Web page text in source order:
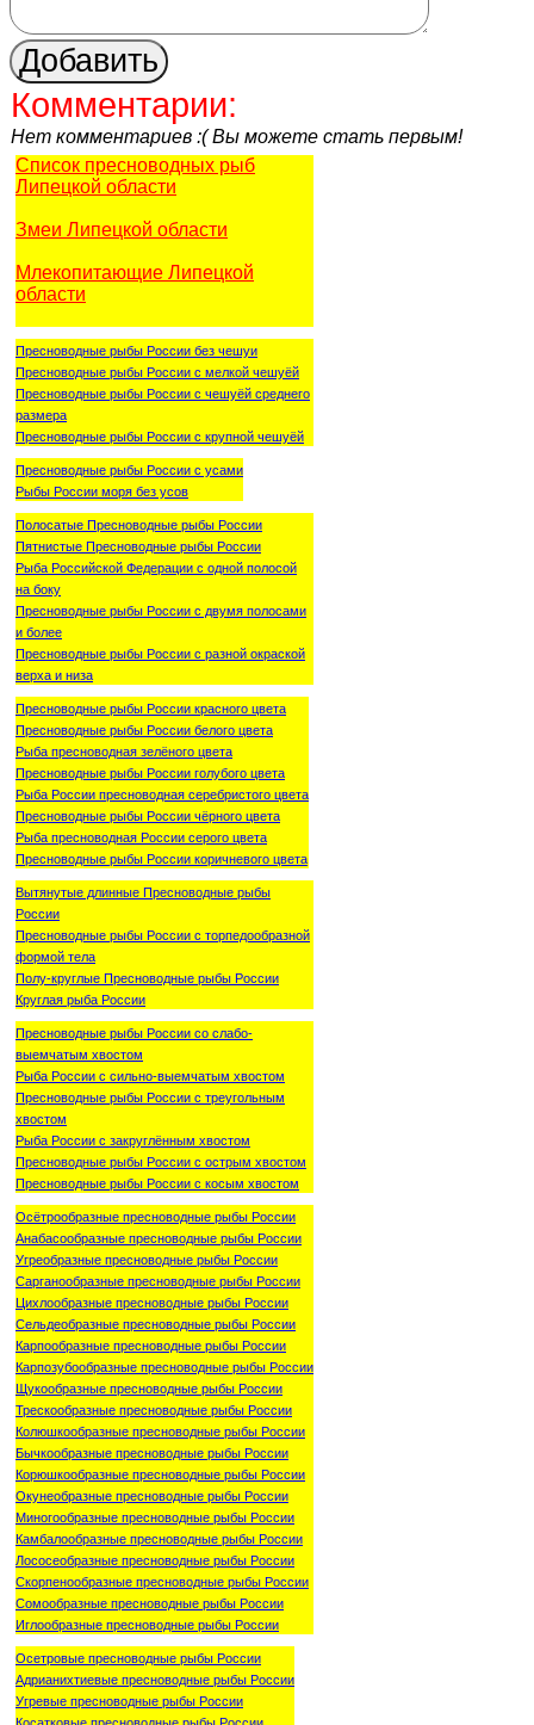
Комментарии:
Нет комментариев :( Вы можете стать первым!
Список пресноводных рыб
Липецкой области
Змеи Липецкой области
Млекопитающие Липецкой
области
Пресноводные рыбы России без чешуи
Пресноводные рыбы России с мелкой чешуёй
Пресноводные рыбы России с чешуёй среднего
размера
Пресноводные рыбы России с крупной чешуёй
Пресноводные рыбы России с усами
Рыбы России моря без усов
Полосатые Пресноводные рыбы России
Пятнистые Пресноводные рыбы России
Рыба Российской Федерации с одной полосой
на боку
Пресноводные рыбы России с двумя полосами
и более
Пресноводные рыбы России с разной окраской
верха и низа
Пресноводные рыбы России красного цвета
Пресноводные рыбы России белого цвета
Рыба пресноводная зелёного цвета
Пресноводные рыбы России голубого цвета
Рыба России пресноводная серебристого цвета
Пресноводные рыбы России чёрного цвета
Рыба пресноводная России серого цвета
Пресноводные рыбы России коричневого цвета
Вытянутые длинные Пресноводные рыбы
России
Пресноводные рыбы России с торпедообразной
формой тела
Полу-круглые Пресноводные рыбы России
Круглая рыба России
Пресноводные рыбы России со слабо-
выемчатым хвостом
Рыба России с сильно-выемчатым хвостом
Пресноводные рыбы России с треугольным
хвостом
Рыба России с закруглённым хвостом
Пресноводные рыбы России с острым хвостом
Пресноводные рыбы России с косым хвостом
Осётрообразные пресноводные рыбы России
Анабасообразные пресноводные рыбы России
Угреобразные пресноводные рыбы России
Сарганообразные пресноводные рыбы России
Цихлообразные пресноводные рыбы России
Сельдеобразные пресноводные рыбы России
Карпообразные пресноводные рыбы России
Карпозубообразные пресноводные рыбы России
Щукообразные пресноводные рыбы России
Трескообразные пресноводные рыбы России
Колюшкообразные пресноводные рыбы России
Бычкообразные пресноводные рыбы России
Корюшкообразные пресноводные рыбы России
Окунеобразные пресноводные рыбы России
Миногообразные пресноводные рыбы России
Камбалообразные пресноводные рыбы России
Лососеобразные пресноводные рыбы России
Скорпенообразные пресноводные рыбы России
Сомообразные пресноводные рыбы России
Иглообразные пресноводные рыбы России
Осетровые пресноводные рыбы России
Адрианихтиевые пресноводные рыбы России
Угревые пресноводные рыбы России